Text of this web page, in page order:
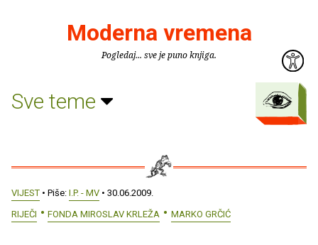
Moderna vremena
Pogledaj... sve je puno knjiga.
Sve teme
VIJEST • Piše: I.P. - MV • 30.06.2009.
RIJEČI
FONDA MIROSLAV KRLEŽA MARKO GRČIĆ